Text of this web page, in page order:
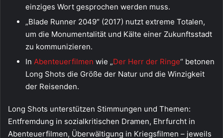
einziges Wort gesprochen werden muss.
„Blade Runner 2049″ (2017) nutzt extreme Totalen,
um die Monumentalität und Kälte einer Zukunftsstadt
zu kommunizieren.
In Abenteuerfilmen wie „Der Herr der Ringe“ betonen
Long Shots die Größe der Natur und die Winzigkeit
der Reisenden.
Long Shots unterstützen Stimmungen und Themen:
Entfremdung in sozialkritischen Dramen, Ehrfurcht in
Abenteuerfilmen, Überwältigung in Kriegsfilmen – jeweils